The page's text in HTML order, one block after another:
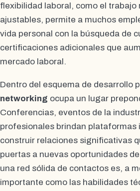
flexibilidad laboral, como el trabajo
ajustables, permite a muchos
vida personal con la búsqueda de
certificaciones adicionales que
mercado laboral.
Dentro del esquema de desarrollo
networking ocupa un lugar
Conferencias, eventos de la
profesionales brindan plataformas
construir relaciones significativas
puertas a nuevas oportunidades
una red sólida de contactos es, a
importante como las habilidades